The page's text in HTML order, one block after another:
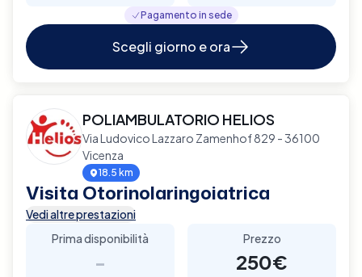
Pagamento in sede
Scegli giorno e ora
POLIAMBULATORIO HELIOS
Via Ludovico Lazzaro Zamenhof 829 - 36100
Vicenza
18.5 km
Visita Otorinolaringoiatrica
Vedi altre prestazioni
Prima disponibilità
-
Prezzo
250€